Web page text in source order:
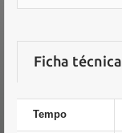
Ficha técnica
Tempo